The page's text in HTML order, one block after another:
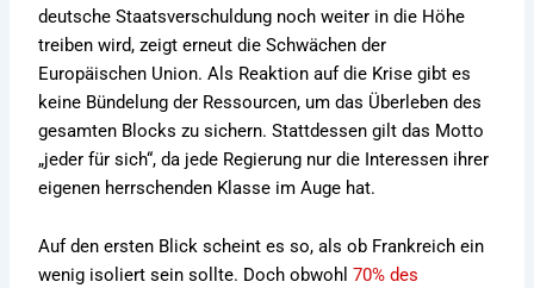
deutsche Staatsverschuldung noch weiter in die Höhe
treiben wird, zeigt erneut die Schwächen der
Europäischen Union. Als Reaktion auf die Krise gibt es
keine Bündelung der Ressourcen, um das Überleben des
gesamten Blocks zu sichern. Stattdessen gilt das Motto
„jeder für sich“, da jede Regierung nur die Interessen ihrer
eigenen herrschenden Klasse im Auge hat.
Auf den ersten Blick scheint es so, als ob Frankreich ein
wenig isoliert sein sollte. Doch obwohl70% des